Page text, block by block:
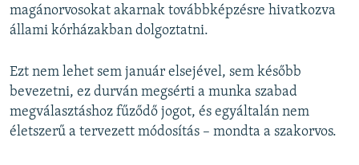
magánorvosokat akarnak továbbképzésre hivatkozva
állami kórházakban dolgoztatni.
Ezt nem lehet sem január elsejével, sem később
bevezetni, ez durván megsérti a munka szabad
megválasztáshoz fűződő jogot, és egyáltalán nem
életszerű a tervezett módosítás – mondta a szakorvos.